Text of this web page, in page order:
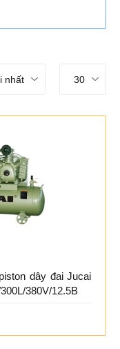
nhất 30
dây đai Jucai
380V/12.5B